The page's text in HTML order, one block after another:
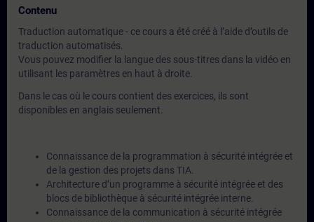
Contenu
Traduction automatique - ce cours a été créé à l’aide d’outils de
traduction automatisés.
Vous pouvez modifier la langue des sous-titres dans la vidéo en
utilisant les paramètres en haut à droite.
Dans le cas où le cours contient des exercices, ils sont
disponibles en anglais seulement.
Connaissance de la programmation à sécurité intégrée et
de la gestion des projets dans TIA.
Architecture d’un programme à sécurité intégrée et des
blocs de bibliothèque à sécurité intégrée interne.
Connaissance de la communication à sécurité intégrée